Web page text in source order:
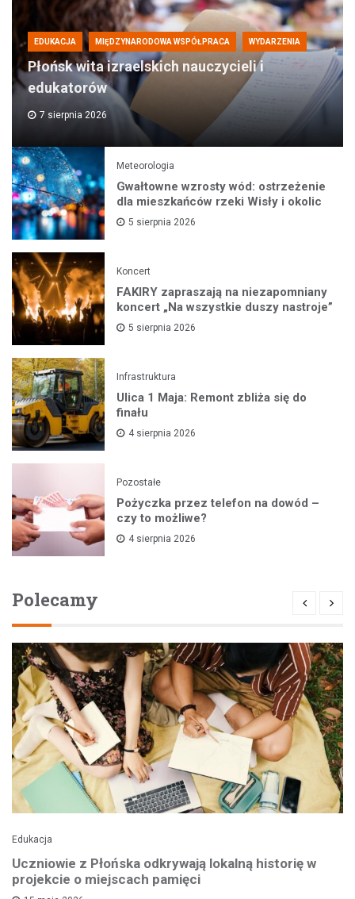
EDUKACJA MIĘDZYNARODOWA WSPÓŁPRACA WYDARZENIA
Płońsk wita izraelskich nauczycieli i
edukatorów
7 sierpnia 2026
Meteorologia
Gwałtowne wzrosty wód: ostrzeżenie
dla mieszkańców rzeki Wisły i okolic
5 sierpnia 2026
Koncert
FAKIRY zapraszają na niezapomniany
koncert „Na wszystkie duszy nastroje”
5 sierpnia 2026
Infrastruktura
Ulica 1 Maja: Remont zbliża się do
finału
4 sierpnia 2026
Pozostałe
Pożyczka przez telefon na dowód –
czy to możliwe?
4 sierpnia 2026
Polecamy
Edukacja
Uczniowie z Płońska odkrywają lokalną historię w
projekcie o miejscach pamięci